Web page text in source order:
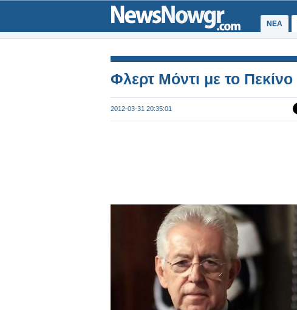
ΝΕΑ
Φλερτ Μόντι με το Πεκίνο
2012-03-31 20:35:01